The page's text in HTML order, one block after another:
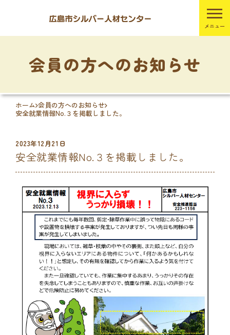
会員の方へのお知らせ
ホーム 会員の方へのお知らせ
安全就業情報No.３を掲載しました。
2023年12月21日
安全就業情報No.３を掲載しました。